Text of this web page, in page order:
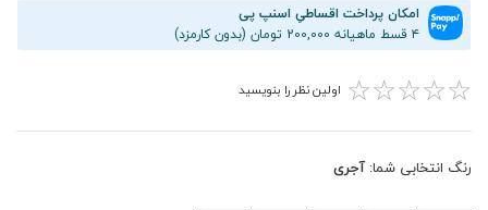
امکان پرداخت اقساطیِ اسنپ پی
۴ قسط ماهیانه 200,000 تومان (بدون کارمزد)
☆
☆
☆
☆
☆ اولین نظر را بنویسید
رنگ انتخابی شما:آجری